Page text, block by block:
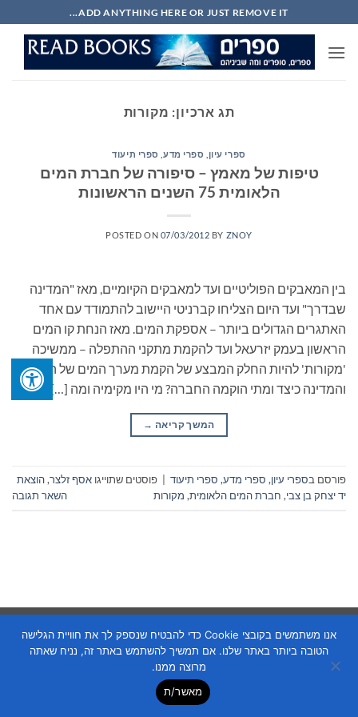
to
content
ADD ANYTHING HERE OR JUST REMOVE IT...
תג ארכיון: מקורות
ספרי עיון, ספרי מדע, ספרי תיעוד
טיפות של מאמץ – סיפורה של חברת המים
הלאומית 75 השנים הראשונות
POSTED ON 07/03/2012 BY ZNOY
בין המאבקים הפוליטיים ועד למאבקים הקיומיים, מאז "המדינה
שבדרך" ועד היום הצליחו קברניטי היישוב להתמודד עם אחד
האתגרים הגדולים ביותר – אספקת המים. מאז הנחת קו המים
הראשון בעמק יזרעאל ועד להקמת מתקני ההתפלה – ממשיכה
'מקורות' להיות החלק המבצע של הקמת מערך המים של היישוב
והמדינה כיצד ומתי הוקמה החברה? מי היו מקימיה ומה […]
המשך קריאה →
פורסם בספרי עיון, ספרי מדע, ספרי תיעוד פוסטים שתוייגו אסף זלצר,הוצאת
יד יצחק בן צבי, חברת המים הלאומית, מקורות השאר תגובה
אנו משתמשים בקובצי Cookie כדי להבטיח שנספק לך את חוויית הגלישה
הטובה ביותר באתר שלנו. אם תמשיך להשתמש באתר זה, נניח שאתה
מרוצה ממנו.
מאשר/ת